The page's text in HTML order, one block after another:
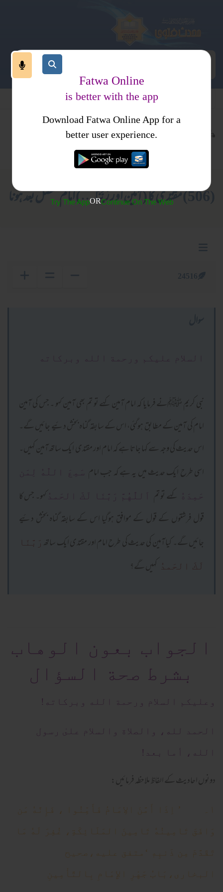
نماز
کتب فتاوی
فتاویٰ حافظ ثناء اللہ مدنی جلد 1
السلام عليكم ورحمة الله وبركاته
نبی کریم ﷺنے فرمایا کہ امام آمین کہے تو تم بھی آمین کہو ۔ جس کی آمین
امام کی آمین کے مطابق ہوگئی، اس کے سابقہ گناہ بخش دئیے جائیں گے۔
اس حدیث کی وجہ سے کہا جاتا ہے کہ امام اور مقتدی ایک ساتھ آمین کہیں۔
اسی طرح ایک حدیث میں یہ ہے کہ جب امام
سَمِعَ اللّٰهُ لِمَن
حَمِدَهٗ کہے تو تم اَللّٰهُمَّ رَبَّنَا لَكَ الحَمدُ کہو۔ جس کا
قول فرشتوں کے قول کے موافق ہوگیا اس کے سابقہ گناہ بخش دئیے
جائیں گے۔ کیا آمین کی حدیث کی طرح امام اور مقتدی ایک ساتھ رَبَّنَا
لَكَ الحَمدُ کہیں گے؟
الجواب بعون الوهاب
بشرط صحة السؤال
وعلیکم السلام ورحمة الله وبرکاته!
الحمد لله، والصلاة والسلام علىٰ رسول
الله، أما بعد!
دونوں احادیث کے الفاظ ملاحظہ فرمائیں:
۱۔ ’ اِذَا أَمَّنَ الاِمَامُ فَأَمِّنُوا ، فَإِنَّهٗ مَن
وَافَقَ تَامِینُهٗ تَامِینَ المَلَائِکَةِ، غُفِرَ لَهٗ مَا
تَقَدَّمَ مِن ذَنبِهٖ ‘متفق علیه،صحیح
البخاری،بَابُ جَهْرِ الإِمَامِ بِالتَّأْمِینِ
Fatwa Online
is better with the app
Download Fatwa Online App for a
better user experience.
Try The AppORContinue On The Web